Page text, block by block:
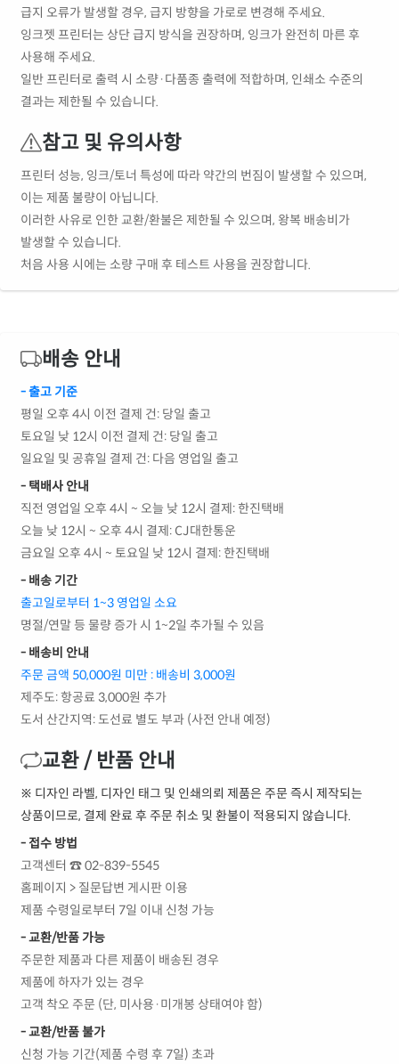
급지 오류가 발생할 경우, 급지 방향을 가로로 변경해 주세요.
잉크젯 프린터는 상단 급지 방식을 권장하며, 잉크가 완전히 마른 후
사용해 주세요.
일반 프린터로 출력 시 소량·다품종 출력에 적합하며, 인쇄소 수준의
결과는 제한될 수 있습니다.
참고 및 유의사항
프린터 성능, 잉크/토너 특성에 따라 약간의 번짐이 발생할 수 있으며,
이는 제품 불량이 아닙니다.
이러한 사유로 인한 교환/환불은 제한될 수 있으며, 왕복 배송비가
발생할 수 있습니다.
처음 사용 시에는 소량 구매 후 테스트 사용을 권장합니다.
배송 안내
- 출고 기준
평일 오후 4시 이전 결제 건: 당일 출고
토요일 낮 12시 이전 결제 건: 당일 출고
일요일 및 공휴일 결제 건: 다음 영업일 출고
- 택배사 안내
직전 영업일 오후 4시 ~ 오늘 낮 12시 결제: 한진택배
오늘 낮 12시 ~ 오후 4시 결제: CJ대한통운
금요일 오후 4시 ~ 토요일 낮 12시 결제: 한진택배
- 배송 기간
출고일로부터 1~3 영업일 소요
명절/연말 등 물량 증가 시 1~2일 추가될 수 있음
- 배송비 안내
주문 금액 50,000원 미만 : 배송비 3,000원
제주도: 항공료 3,000원 추가
도서 산간지역: 도선료 별도 부과 (사전 안내 예정)
교환 / 반품 안내
※ 디자인 라벨, 디자인 태그 및 인쇄의뢰 제품은 주문 즉시 제작되는
상품이므로, 결제 완료 후 주문 취소 및 환불이 적용되지 않습니다.
- 접수 방법
고객센터 ☎ 02-839-5545
홈페이지 > 질문답변 게시판 이용
제품 수령일로부터 7일 이내 신청 가능
- 교환/반품 가능
주문한 제품과 다른 제품이 배송된 경우
제품에 하자가 있는 경우
고객 착오 주문 (단, 미사용·미개봉 상태여야 함)
- 교환/반품 불가
신청 가능 기간(제품 수령 후 7일) 초과